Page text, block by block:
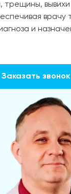
трещины,
врачу
и
Заказать звонок